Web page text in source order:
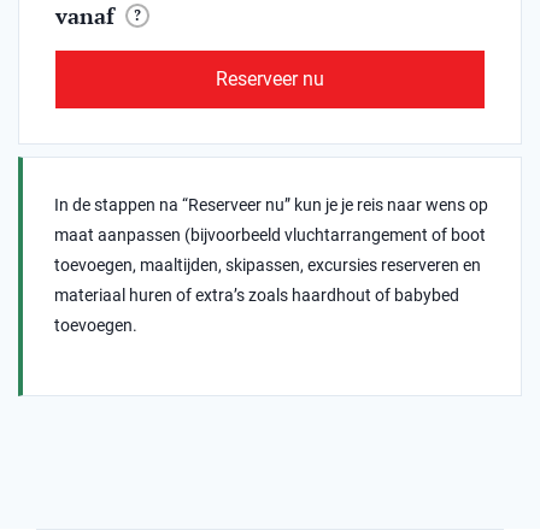
vanaf ?
Reserveer nu
In de stappen na “Reserveer nu” kun je je reis naar wens op
maat aanpassen (bijvoorbeeld vluchtarrangement of boot
toevoegen, maaltijden, skipassen, excursies reserveren en
materiaal huren of extra’s zoals haardhout of babybed
toevoegen.